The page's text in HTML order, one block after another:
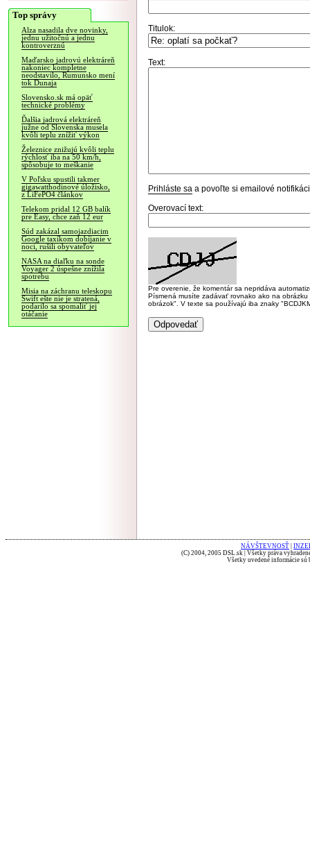
Top správy
Alza nasadila dve novinky,
jednu užitočnú a jednu
kontroverznú
Maďarsko jadrovú elektráreň
nakoniec kompletne
neodstavilo, Rumunsko mení
tok Dunaja
Slovensko.sk má opäť
technické problémy
Ďalšia jadrová elektráreň
južne od Slovenska musela
kvôli teplu znížiť výkon
Železnice znižujú kvôli teplu
rýchlosť iba na 50 km/h,
spôsobuje to meškanie
V Poľsku spustili takmer
gigawatthodinové úložisko,
z LiFePO4 článkov
Telekom pridal 12 GB balík
pre Easy, chce zaň 12 eur
Súd zakázal samojazdiacim
Google taxíkom dobíjanie v
noci, rušili obyvateľov
NASA na diaľku na sonde
Voyager 2 úspešne znížila
spotrebu
Misia na záchranu teleskopu
Swift ešte nie je stratená,
podarilo sa spomaliť jej
otáčanie
Titulok:
Text:
Prihláste sa a povoľte si emailové
Overovací text:
Pre overenie, že komentár sa nepridáva
Písmená musíte zadávať rovnako ako na
obrázok". V texte sa používajú iba znaky
NÁVŠTEVNOSŤ
(C) 2004, 2005 DSL.sk | Všetky práva
Všetky uvedené informácie sú